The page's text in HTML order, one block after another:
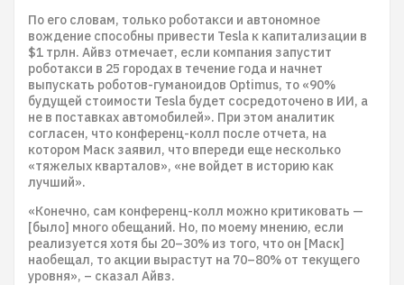
По его словам, только роботакси и автономное
вождение способны привести Tesla к капитализации в
$1 трлн. Айвз отмечает, если компания запустит
роботакси в 25 городах в течение года и начнет
выпускать роботов-гуманоидов Optimus, то «90%
будущей стоимости Tesla будет сосредоточено в ИИ, а
не в поставках автомобилей». При этом аналитик
согласен, что конференц-колл после отчета, на
котором Маск заявил, что впереди еще несколько
«тяжелых кварталов», «не войдет в историю как
лучший».
«Конечно, сам конференц-колл можно критиковать —
[было] много обещаний. Но, по моему мнению, если
реализуется хотя бы 20–30% из того, что он [Маск]
наобещал, то акции вырастут на 70–80% от текущего
уровня», – сказал Айвз.